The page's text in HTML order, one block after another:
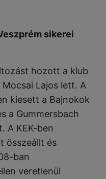
sikerei
hozott a klub
Lajos lett. A
kiesett a Bajnokok
a Gummersbach
A KEK-ben
összeállt és
ban
veretlenül